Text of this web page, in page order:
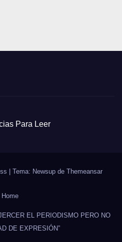
Para Leer
Tema: Newsup de Themeansar
Home
EL PERIODISMO PERO NO
DE EXPRESIÓN”